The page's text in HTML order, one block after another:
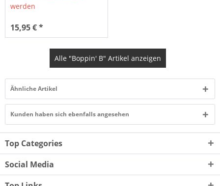
werden
15,95 € *
Alle "Boppin' B" Artikel anzeigen
Ähnliche Artikel
Kunden haben sich ebenfalls angesehen
Top Categories
Social Media